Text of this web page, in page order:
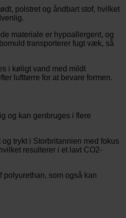
polstret og åndbart stof, hvilket
materiale er hypoallergent, og
transporterer fugt væk, så
i køligt vand med mildt
lufttørre for at bevare formen.
og kan genbruges i flere
trykt i Storbritannien med fokus
resulterer i et lavt CO2-
polyurethan, som også kan